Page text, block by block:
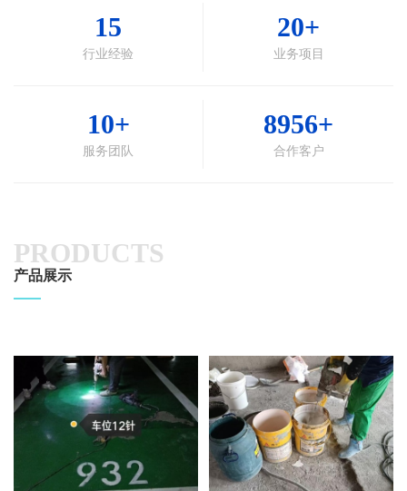
核心准则。坚守“精益求精展示现代防水艺术，尽善尽美营造舒适人
共筑精品工程，全心全意提供优质防水维修补漏服务。
15
行业经验
20+
业务项目
10+
服务团队
8956+
合作客户
PRODUCTS
产品展示